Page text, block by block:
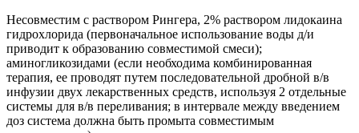
Несовместим с раствором Рингера, 2% раствором лидокаина
гидрохлорида (первоначальное использование воды д/и
приводит к образованию совместимой смеси);
аминогликозидами (если необходима комбинированная
терапия, ее проводят путем последовательной дробной в/в
инфузии двух лекарственных средств, используя 2 отдельные
системы для в/в переливания; в интервале между введением
доз система должна быть промыта совместимым